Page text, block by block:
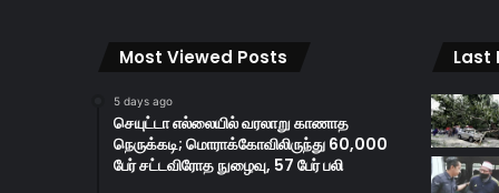
Most Viewed Posts
5 days ago
செயுட்டா எல்லையில் வரலாறு காணாத
நெருக்கடி; மொராக்கோவிலிருந்து 60,000
பேர் சட்டவிரோத நுழைவு, 57 பேர் பலி
Last